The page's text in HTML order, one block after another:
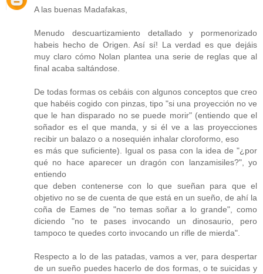
A las buenas Madafakas,
Menudo descuartizamiento detallado y pormenorizado
habeis hecho de Origen. Así sí! La verdad es que dejáis
muy claro cómo Nolan plantea una serie de reglas que al
final acaba saltándose.
De todas formas os cebáis con algunos conceptos que creo
que habéis cogido con pinzas, tipo "si una proyección no ve
que le han disparado no se puede morir" (entiendo que el
soñador es el que manda, y si él ve a las proyecciones
recibir un balazo o a nosequién inhalar cloroformo, eso
es más que suficiente). Igual os pasa con la idea de "¿por
qué no hace aparecer un dragón con lanzamisiles?", yo
entiendo
que deben contenerse con lo que sueñan para que el
objetivo no se de cuenta de que está en un sueño, de ahí la
coña de Eames de "no temas soñar a lo grande", como
diciendo "no te pases invocando un dinosaurio, pero
tampoco te quedes corto invocando un rifle de mierda".
Respecto a lo de las patadas, vamos a ver, para despertar
de un sueño puedes hacerlo de dos formas, o te suicidas y